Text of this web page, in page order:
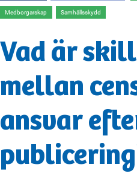
Medborgarskap Samhällsskydd
Vad är
mellan
ansvar